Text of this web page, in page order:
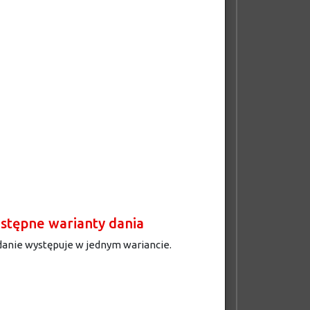
warianty dania
występuje w jednym wariancie.